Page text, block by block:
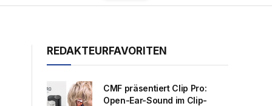
REDAKTEURFAVORITEN
CMF präsentiert Clip Pro:
Open-Ear-Sound im Clip-